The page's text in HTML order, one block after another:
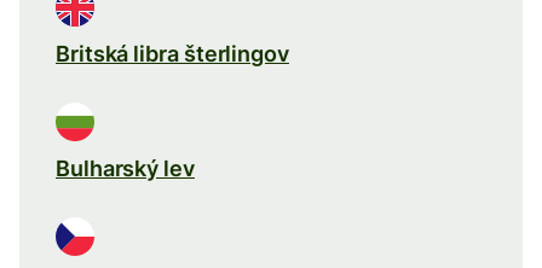
Britská libra šterlingov
Bulharský lev